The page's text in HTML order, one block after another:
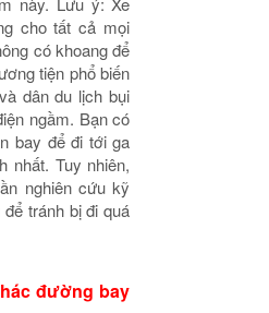
cho tất cả mọi
có khoang để
tiện phổ biến
dân du lịch bụi
ngầm. Bạn có
bay để đi tới ga
nhất. Tuy nhiên,
nghiên cứu kỹ
tránh bị đi quá
đường bay